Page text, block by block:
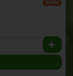
Staffel